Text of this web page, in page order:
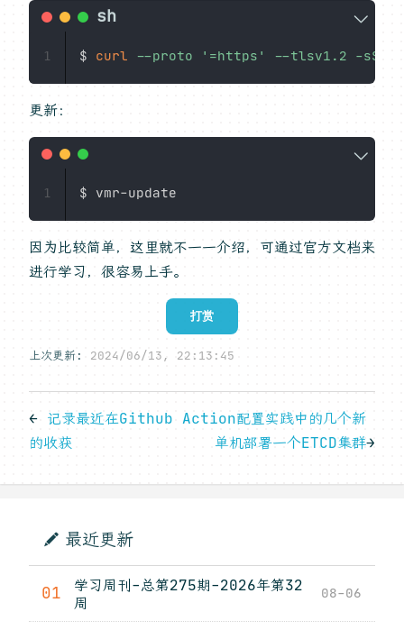
$ curl --proto '=https' --tlsv1.2 -sSf
1
更新：
1
因为比较简单，这里就不一一介绍，可通过官方文档来
进行学习，很容易上手。
打赏
上次更新: 2024/06/13, 22:13:45
← 记录最近在Github Action配置实践中的几个新
的收获
单机部署一个ETCD集群→
最近更新
01
学习周刊-总第275期-2026年第32
周
08-06